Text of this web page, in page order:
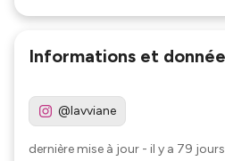
Informations et
@lavviane
dernière mise à jour - il y a 79 jours